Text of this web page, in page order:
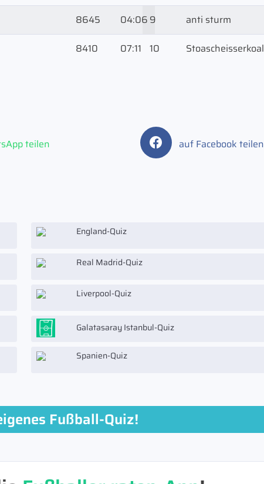
8645
04:06
8410 07:11
9
anti sturm
10
Stoascheisserkoal
teilen auf Facebook teilen
England-Quiz
Real Madrid-Quiz
Liverpool-Quiz
Galatasaray Istanbul-Quiz
Spanien-Quiz
Fußball-Quiz!